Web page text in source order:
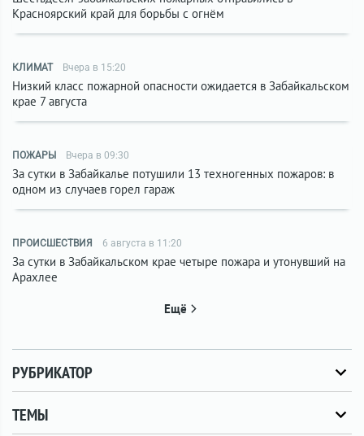
Красноярский край для борьбы с огнём
КЛИМАТ Вчера в 15:20
Низкий класс пожарной опасности ожидается в Забайкальском
крае 7 августа
ПОЖАРЫ Вчера в 09:30
За сутки в Забайкалье потушили 13 техногенных пожаров: в
одном из случаев горел гараж
ПРОИСШЕСТВИЯ 6 августа в 11:20
За сутки в Забайкальском крае четыре пожара и утонувший на
Арахлее
Ещё
РУБРИКАТОР
ТЕМЫ